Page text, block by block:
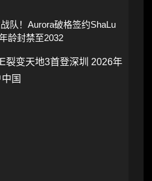
队！Aurora破格签约ShaLu
龄封禁至2032